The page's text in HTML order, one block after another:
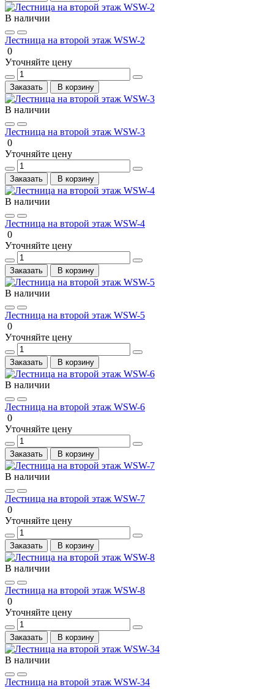
В наличии
Лестница на второй этаж WSW-2
0
Уточняйте цену
Заказать В корзину
В наличии
Лестница на второй этаж WSW-3
0
Уточняйте цену
Заказать В корзину
В наличии
Лестница на второй этаж WSW-4
0
Уточняйте цену
Заказать В корзину
В наличии
Лестница на второй этаж WSW-5
0
Уточняйте цену
Заказать В корзину
В наличии
Лестница на второй этаж WSW-6
0
Уточняйте цену
Заказать В корзину
В наличии
Лестница на второй этаж WSW-7
0
Уточняйте цену
Заказать В корзину
В наличии
Лестница на второй этаж WSW-8
0
Уточняйте цену
Заказать В корзину
В наличии
Лестница на второй этаж WSW-34